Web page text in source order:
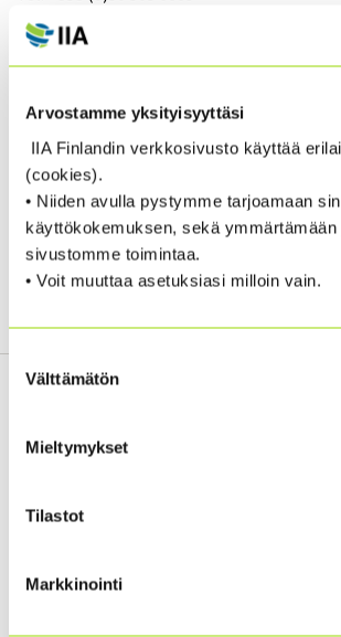
Arvostamme yksityisyyttäsi
IIA Finlandin verkkosivusto käyttää
(cookies).
• Niiden avulla pystymme tarjoamaan
käyttökokemuksen, sekä ymmärtämään
sivustomme toimintaa.
• Voit muuttaa asetuksiasi milloin vain.
Suostumuksen
valinta
Välttämätön
Mieltymykset
Tilastot
Markkinointi
General queries:
Chair in Finland: Kaarina Sinersalo –
kaarina.sinersalo@theiia.fi
Join the conversation:LinkedIn
Follow us:X (former Twitter)
Billing information (in Finnish):